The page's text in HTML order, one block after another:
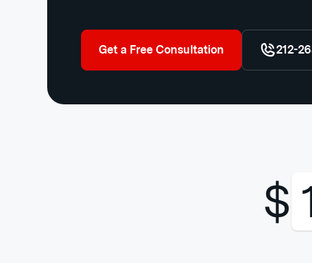
Get a Free Consultation 212-
$